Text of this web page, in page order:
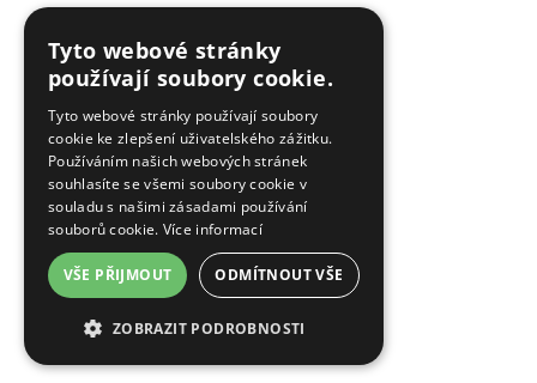
Tyto webové stránky
používají soubory cookie.
Tyto webové stránky používají soubory
cookie ke zlepšení uživatelského zážitku.
Používáním našich webových stránek
souhlasíte se všemi soubory cookie v
souladu s našimi zásadami používání
souborů cookie. Více informací
VŠE PŘIJMOUT ODMÍTNOUT VŠE
ZOBRAZIT PODROBNOSTI
NEZBYTNĚ NUTNÉ SOUBORY